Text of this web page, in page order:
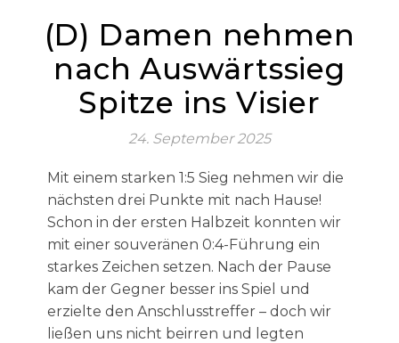
(D) Damen nehmen
nach Auswärtssieg
Spitze ins Visier
24. September 2025
Mit einem starken 1:5 Sieg nehmen wir die
nächsten drei Punkte mit nach Hause!
Schon in der ersten Halbzeit konnten wir
mit einer souveränen 0:4-Führung ein
starkes Zeichen setzen. Nach der Pause
kam der Gegner besser ins Spiel und
erzielte den Anschlusstreffer – doch wir
ließen uns nicht beirren und legten